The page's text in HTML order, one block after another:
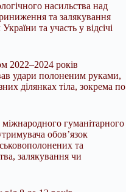
насильства над
та залякування
та участь у відсічі
2022–2024 років
удари полоненим руками,
ділянках тіла, зокрема по
гуманітарного
обов’язок
та
залякування чи